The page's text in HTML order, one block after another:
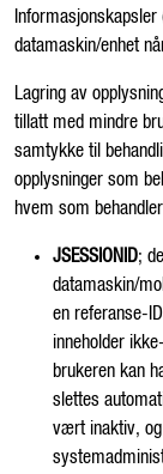
datamaskin/enhet
Lagring av
tillatt med mindre
samtykke til
opplysninger som
hvem som
JSESSIONID;
datamaskin/
en referanse-
inneholder
brukeren kan
slettes
vært inaktiv, og